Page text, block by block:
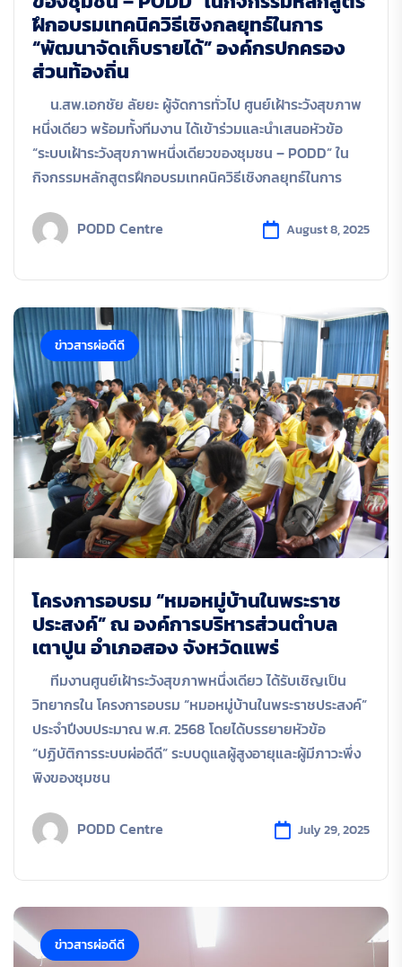
ฝึกอบรมเทคนิควิธีเชิงกลยุทธ์ในการ
“พัฒนาจัดเก็บรายได้” องค์กรปกครอง
ส่วนท้องถิ่น
น.สพ.เอกชัย ลัยยะ ผู้จัดการทั่วไป ศูนย์เฝ้าระวังสุขภาพ
หนึ่งเดียว พร้อมทั้งทีมงาน ได้เข้าร่วมและนำเสนอหัวข้อ
“ระบบเฝ้าระวังสุขภาพหนึ่งเดียวของชุมชน – PODD” ใน
กิจกรรมหลักสูตรฝึกอบรมเทคนิควิธีเชิงกลยุทธ์ในการ
PODD Centre August 8, 2025
ข่าวสารผ่อดีดี
โครงการอบรม “หมอหมู่บ้านในพระราช
ประสงค์” ณ องค์การบริหารส่วนตำบล
เตาปูน อำเภอสอง จังหวัดแพร่
ทีมงานศูนย์เฝ้าระวังสุขภาพหนึ่งเดียว ได้รับเชิญเป็น
วิทยากรใน โครงการอบรม “หมอหมู่บ้านในพระราชประสงค์”
ประจำปีงบประมาณ พ.ศ. 2568 โดยได้บรรยายหัวข้อ
“ปฏิบัติการระบบผ่อดีดี” ระบบดูแลผู้สูงอายุและผู้มีภาวะพึ่ง
พิงของชุมชน
PODD Centre July 29, 2025
ข่าวสารผ่อดีดี